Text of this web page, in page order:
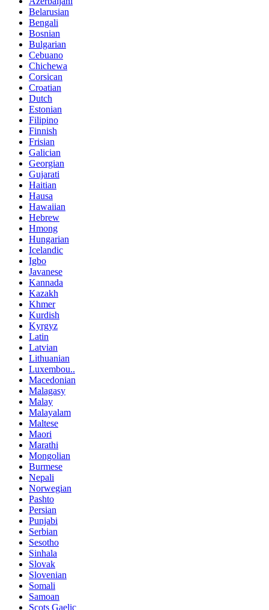
Belarusian
Bengali
Bosnian
Bulgarian
Cebuano
Chichewa
Corsican
Croatian
Dutch
Estonian
Filipino
Finnish
Frisian
Galician
Georgian
Gujarati
Haitian
Hausa
Hawaiian
Hebrew
Hmong
Hungarian
Icelandic
Igbo
Javanese
Kannada
Kazakh
Khmer
Kurdish
Kyrgyz
Latin
Latvian
Lithuanian
Luxembou..
Macedonian
Malagasy
Malay
Malayalam
Maltese
Maori
Marathi
Mongolian
Burmese
Nepali
Norwegian
Pashto
Persian
Punjabi
Serbian
Sesotho
Sinhala
Slovak
Slovenian
Somali
Samoan
Scots Gaelic